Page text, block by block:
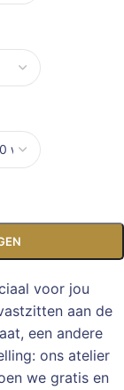
voor jou
aan de
een andere
ons atelier
we gratis en